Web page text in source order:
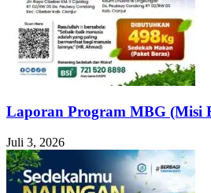
Laporan Program MBG (Misi
Juli 3, 2026